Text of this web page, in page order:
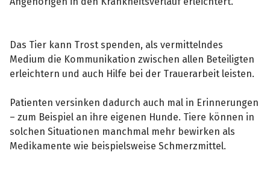
Das Tier kann Trost spenden, als vermittelndes
Medium die Kommunikation zwischen allen Beteiligten
erleichtern und auch Hilfe bei der Trauerarbeit leisten.
Patienten versinken dadurch auch mal in Erinnerungen
– zum Beispiel an ihre eigenen Hunde. Tiere können in
solchen Situationen manchmal mehr bewirken als
Medikamente wie beispielsweise Schmerzmittel.